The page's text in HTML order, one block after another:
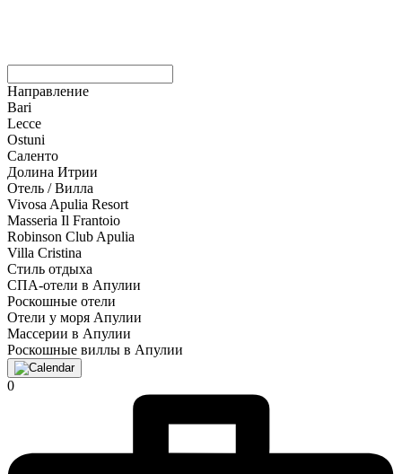
Направление
Bari
Lecce
Ostuni
Саленто
Долина Итрии
Отель / Вилла
Vivosa Apulia Resort
Masseria Il Frantoio
Robinson Club Apulia
Villa Cristina
Стиль отдыха
СПА-отели в Апулии
Роскошные отели
Отели у моря Апулии
Массерии в Апулии
Роскошные виллы в Апулии
0